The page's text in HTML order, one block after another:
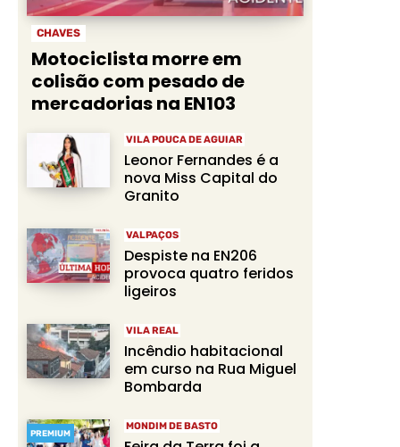
CHAVES
Motociclista morre em
colisão com pesado de
mercadorias na EN103
VILA POUCA DE AGUIAR
Leonor Fernandes é a
nova Miss Capital do
Granito
VALPAÇOS
Despiste na EN206
provoca quatro feridos
ligeiros
VILA REAL
Incêndio habitacional
em curso na Rua Miguel
Bombarda
PREMIUM
MONDIM DE BASTO